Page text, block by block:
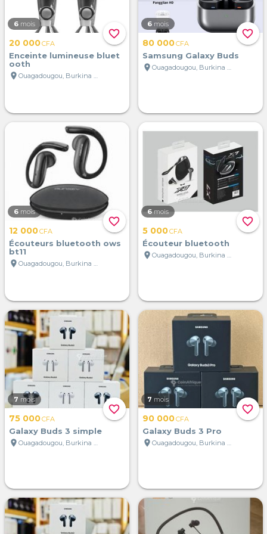
favorite_border
6 mois
20 000CFA
Enceinte lumineuse bluet
ooth
location_on
Ouagadougou, Burkina Faso
favorite_border
6 mois
80 000CFA
Samsung Galaxy Buds
location_on
Ouagadougou, Burkina Faso
favorite_border
6 mois
12 000CFA
Écouteurs bluetooth ows
bt11
location_on
Ouagadougou, Burkina Faso
favorite_border
6 mois
5 000CFA
Écouteur bluetooth
location_on
Ouagadougou, Burkina Faso
favorite_border
7 mois
75 000CFA
Galaxy Buds 3 simple
location_on
Ouagadougou, Burkina Faso
favorite_border
7 mois
90 000CFA
Galaxy Buds 3 Pro
location_on
Ouagadougou, Burkina Faso